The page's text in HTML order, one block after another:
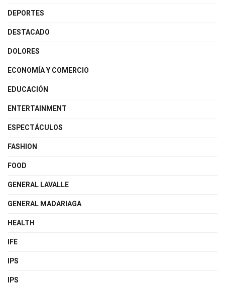
DEPORTES
DESTACADO
DOLORES
ECONOMÍA Y COMERCIO
EDUCACIÓN
ENTERTAINMENT
ESPECTÁCULOS
FASHION
FOOD
GENERAL LAVALLE
GENERAL MADARIAGA
HEALTH
IFE
IPS
IPS